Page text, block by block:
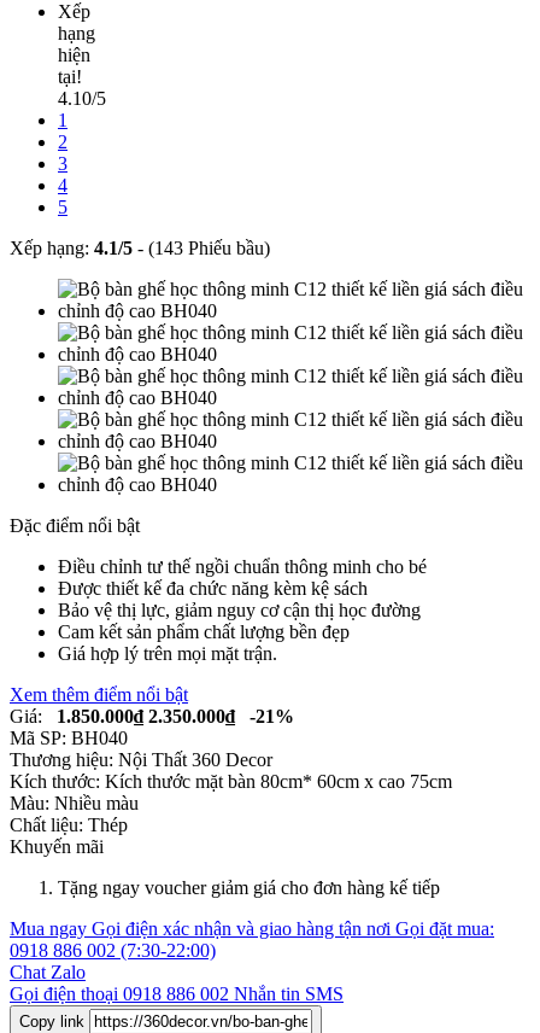
Xếp
hạng
hiện
tại!
4.10/5
1
2
3
4
5
Xếp hạng: 4.1/5 - (143 Phiếu bầu)
Đặc điểm nổi bật
Điều chỉnh tư thế ngồi chuẩn thông minh cho bé
Được thiết kế đa chức năng kèm kệ sách
Bảo vệ thị lực, giảm nguy cơ cận thị học đường
Cam kết sản phẩm chất lượng bền đẹp
Giá hợp lý trên mọi mặt trận.
Xem thêm điểm nổi bật
Giá:
1.850.000₫2.350.000₫
-21%
Mã SP: BH040
Thương hiệu: Nội Thất 360 Decor
Kích thước: Kích thước mặt bàn 80cm* 60cm x cao 75cm
Màu: Nhiều màu
Chất liệu: Thép
Khuyến mãi
Tặng ngay voucher giảm giá cho đơn hàng kế tiếp
Mua ngay Gọi điện xác nhận và giao hàng tận nơi Gọi đặt mua:
0918 886 002 (7:30-22:00)
Chat Zalo
Gọi điện thoại 0918 886 002 Nhắn tin SMS
Copy link